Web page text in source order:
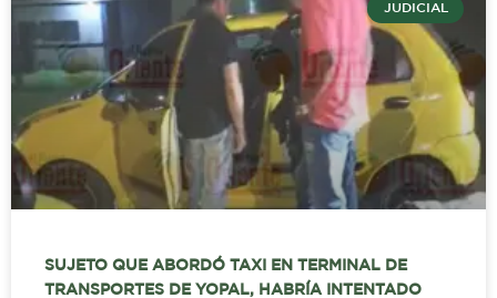
JUDICIAL
SUJETO QUE ABORDÓ TAXI EN TERMINAL DE
TRANSPORTES DE YOPAL, HABRÍA INTENTADO